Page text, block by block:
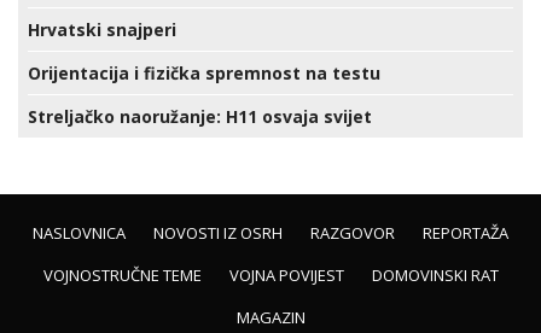
Hrvatski snajperi
Orijentacija i fizička spremnost na testu
Streljačko naoružanje: H11 osvaja svijet
NASLOVNICA NOVOSTI IZ OSRH RAZGOVOR
REPORTAŽA
VOJNOSTRUČNE TEME
VOJNA POVIJEST
DOMOVINSKI RAT
MAGAZIN